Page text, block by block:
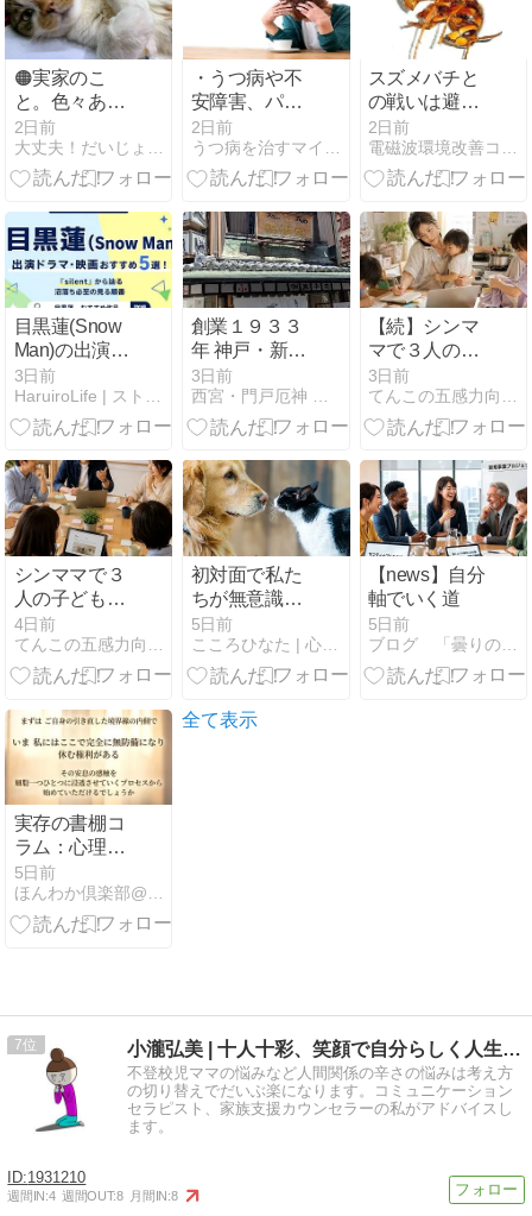
🟠実家のこ
と。色々あっ
た…😞
2日前
・うつ病や不
安障害、パニ
ック障害で悩
み悩んでいる
方へ、
2日前
スズメバチと
の戦いは避け
られない！
2日前
目黒蓮(Snow
Man)の出演ド
ラマ・映画お
すすめ5選！
『silent』から
至の見る順番
3日前
創業１９３３
年 神戸・新開
地の和菓子の
老舗「福進
堂」で買った
3日前
【続】シンマ
マで３人の子
どもをどうや
って育ててき
たの？とのご
します♪
3日前
シンママで３
人の子どもを
どうやって育
ててきたの？
とのご質問に
4日前
初対面で私た
ちが無意識に
感じ取ってい
ること
5日前
こころひなた | 心を整え、暮らしを楽しむための実践ノート
【news】自分
軸でいく道
5日前
ブログ 「曇りのち晴れ」
実存の書棚コ
ラム：心理的
安全性と境界
の内側での自
己統合
5日前
全て表示
7 小瀧弘美 | 十人十彩、笑顔で自分らしく人生を彩る
不登校児ママの悩みなど人間関係の辛さの悩みは考え方
の切り替えでだいぶ楽になります。コミュニケーション
セラピスト、家族支援カウンセラーの私がアドバイスし
ます。
1931210
週間IN:4 週間OUT:8 月間IN:8